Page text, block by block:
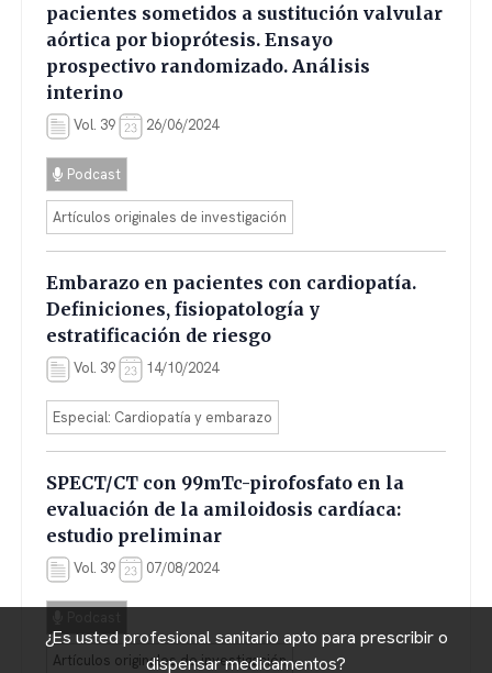
pacientes sometidos a sustitución valvular
aórtica por bioprótesis. Ensayo
prospectivo randomizado. Análisis
interino
Vol. 39 26/06/2024
Podcast
Artículos originales de investigación
Embarazo en pacientes con cardiopatía.
Definiciones, fisiopatología y
estratificación de riesgo
Vol. 39 14/10/2024
Especial: Cardiopatía y embarazo
SPECT/CT con 99mTc-pirofosfato en la
evaluación de la amiloidosis cardíaca:
estudio preliminar
Vol. 39 07/08/2024
Artículos originales de investigación
¿Es usted profesional sanitario apto para prescribir o
dispensar medicamentos?